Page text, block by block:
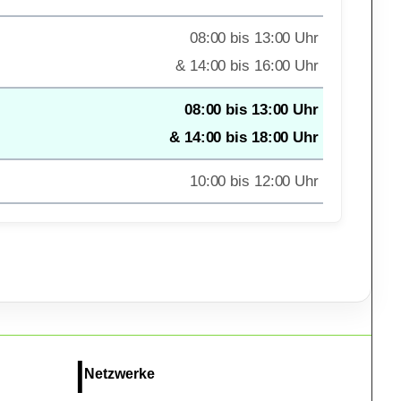
08:00 bis 13:00 Uhr
& 14:00 bis 16:00 Uhr
08:00 bis 13:00 Uhr
& 14:00 bis 18:00 Uhr
10:00 bis 12:00 Uhr
Netzwerke